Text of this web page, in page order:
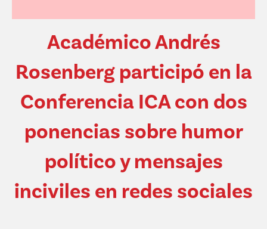
Académico Andrés
Rosenberg participó en la
Conferencia ICA con dos
ponencias sobre humor
político y mensajes
inciviles en redes sociales